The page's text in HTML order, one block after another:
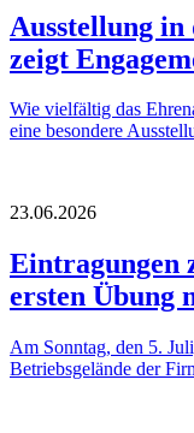
Ausstellung
zeigt
Wie vielfältig das
eine besondere
23.06.2026
Eintragungen
ersten Übung
Am Sonntag, den 5.
Betriebsgelände der